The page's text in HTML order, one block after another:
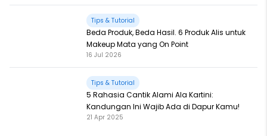
Tips & Tutorial
Beda Produk, Beda Hasil. 6 Produk Alis untuk
Makeup Mata yang On Point
16 Jul 2026
Tips & Tutorial
5 Rahasia Cantik Alami Ala Kartini:
Kandungan Ini Wajib Ada di Dapur Kamu!
21 Apr 2025